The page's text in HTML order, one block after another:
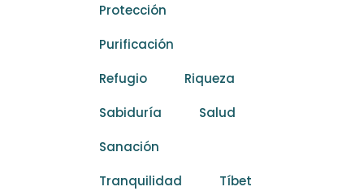
Protección
Purificación
Refugio
Riqueza
Sabiduría
Salud
Sanación
Tranquilidad
Tíbet